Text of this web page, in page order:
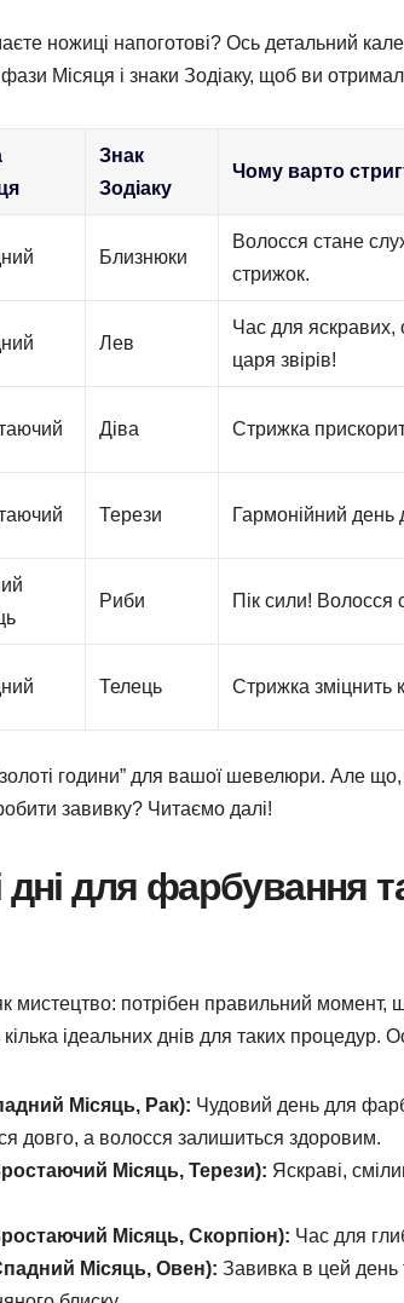
ножиці напоготові? Ось детальний
Місяця і знаки Зодіаку, щоб ви
Знак
Зодіаку
Чому варто
Близнюки
Волосся стане
стрижок.
Лев
Час для яскравих,
царя звірів!
Діва Стрижка
Терези Гармонійний день
Риби Пік сили! Волосся
Телець Стрижка зміцнить
години” для вашої шевелюри. Але
завивку? Читаємо далі!
для фарбування
мистецтво: потрібен правильний момент,
ідеальних днів для таких процедур.
Місяць, Рак): Чудовий день для
довго, а волосся залишиться здоровим.
Місяць, Терези): Яскраві,
Місяць, Скорпіон): Час для
Місяць, Овен): Завивка в цей день